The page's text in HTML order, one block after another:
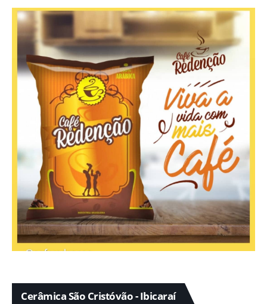
Cerâmica São Cristóvão - Ibicaraí